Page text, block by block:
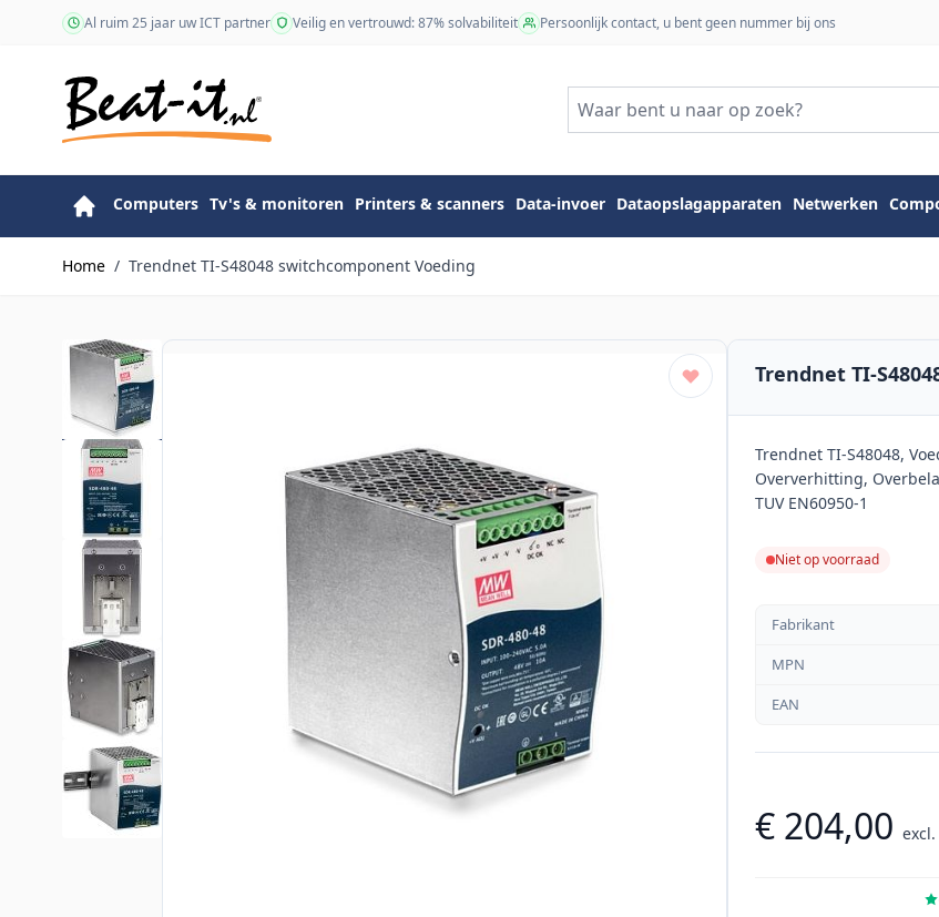
Ga naar de inhoudAl ruim 25 jaar uw ICT partner Veilig en vertrouwd: 87% solvabiliteit Persoonlijk contact, u bent geen nummer bij ons
Computers Tv's & monitoren Printers & scanners Data-invoer Dataopslagapparaten Netwerken
Home / Trendnet TI-S48048 switchcomponent Voeding
Trendnet TI-
Trendnet TI-S48048,
Oververhitting,
TUV EN60950-1
Niet op voorraad
Fabrikant
MPN
EAN
€ 204,00 excl.